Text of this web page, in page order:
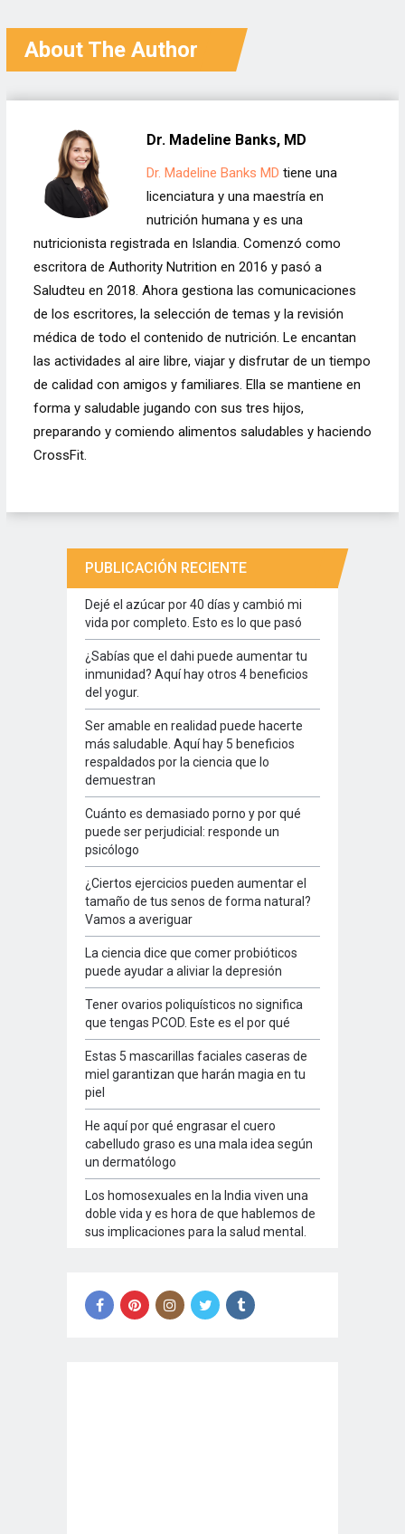
About The Author
Dr. Madeline Banks, MD
Dr. Madeline Banks MD tiene una
licenciatura y una maestría en
nutrición humana y es una
nutricionista registrada en Islandia. Comenzó como
escritora de Authority Nutrition en 2016 y pasó a
Saludteu en 2018. Ahora gestiona las comunicaciones
de los escritores, la selección de temas y la revisión
médica de todo el contenido de nutrición. Le encantan
las actividades al aire libre, viajar y disfrutar de un tiempo
de calidad con amigos y familiares. Ella se mantiene en
forma y saludable jugando con sus tres hijos,
preparando y comiendo alimentos saludables y haciendo
CrossFit.
PUBLICACIÓN RECIENTE
Dejé el azúcar por 40 días y cambió mi
vida por completo. Esto es lo que pasó
¿Sabías que el dahi puede aumentar tu
inmunidad? Aquí hay otros 4 beneficios
del yogur.
Ser amable en realidad puede hacerte
más saludable. Aquí hay 5 beneficios
respaldados por la ciencia que lo
demuestran
Cuánto es demasiado porno y por qué
puede ser perjudicial: responde un
psicólogo
¿Ciertos ejercicios pueden aumentar el
tamaño de tus senos de forma natural?
Vamos a averiguar
La ciencia dice que comer probióticos
puede ayudar a aliviar la depresión
Tener ovarios poliquísticos no significa
que tengas PCOD. Este es el por qué
Estas 5 mascarillas faciales caseras de
miel garantizan que harán magia en tu
piel
He aquí por qué engrasar el cuero
cabelludo graso es una mala idea según
un dermatólogo
Los homosexuales en la India viven una
doble vida y es hora de que hablemos de
sus implicaciones para la salud mental.